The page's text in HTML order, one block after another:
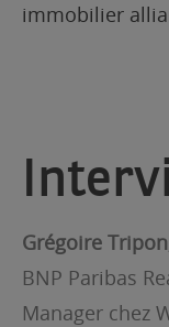
immobilier
Grégoire Tripon
BNP Paribas
Manager chez